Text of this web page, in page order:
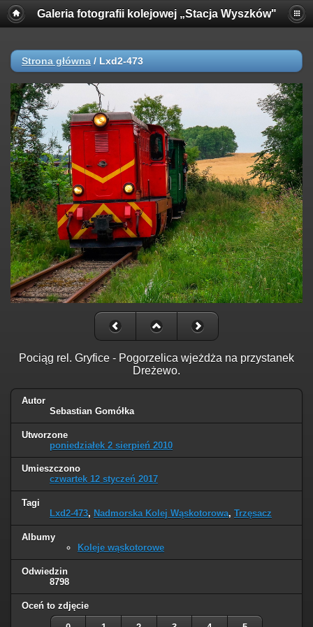
Galeria fotografii kolejowej „Stacja Wyszków"
Strona główna / Lxd2-473
Pociąg rel. Gryfice - Pogorzelica wjeżdża na przystanek
Dreżewo.
Autor
Sebastian Gomółka
Utworzone
poniedziałek 2 sierpień 2010
Umieszczono
czwartek 12 styczeń 2017
Tagi
Lxd2-473, Nadmorska Kolej Wąskotorowa, Trzęsacz
Albumy
Koleje wąskotorowe
Odwiedzin
8798
Oceń to zdjęcie